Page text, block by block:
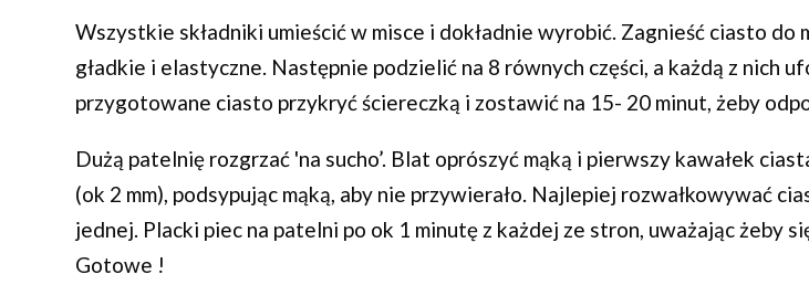
Wszystkie składniki umieścić w misce i dokładnie wyrobić. Zagnieść ciasto do
gładkie i elastyczne. Następnie podzielić na 8 równych części, a każdą z nich
przygotowane ciasto przykryć ściereczką i zostawić na 15- 20 minut, żeby
Dużą patelnię rozgrzać 'na sucho’. Blat oprószyć mąką i pierwszy kawałek
(ok 2 mm), podsypując mąką, aby nie przywierało. Najlepiej rozwałkowywać
jednej. Placki piec na patelni po ok 1 minutę z każdej ze stron, uważając żeby
Gotowe !